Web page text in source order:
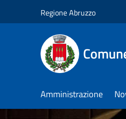
Regione Abruzzo
Amministrazione